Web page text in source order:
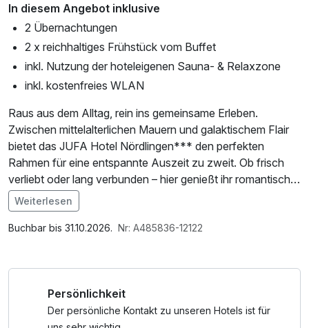
In diesem Angebot inklusive
2 Übernachtungen
2 x reichhaltiges Frühstück vom Buffet
inkl. Nutzung der hoteleigenen Sauna- & Relaxzone
inkl. kostenfreies WLAN
Raus aus dem Alltag, rein ins gemeinsame Erleben.
Zwischen mittelalterlichen Mauern und galaktischem Flair
bietet das JUFA Hotel Nördlingen*** den perfekten
Rahmen für eine entspannte Auszeit zu zweit. Ob frisch
verliebt oder lang verbunden – hier genießt ihr romantische
Tage mit historischem Charme und besonderen Momenten.
Beginnt eure Zeitreise beim gemütlichen Spaziergang
Nach euren Erkundungstouren wartet Entspannung pur im
Im Angebot enthalten
Saunabenutzung, Saunatuch, W-LAN Nutzung /
Weiterlesen
Buchbar bis 31.10.2026. Nr: A485836-12122
Persönlichkeit
Der persönliche Kontakt zu unseren Hotels ist für